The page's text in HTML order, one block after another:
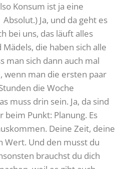
Konsum ist ja eine
Ja, und da geht es
bei uns, das läuft alles
Mädels, die haben sich alle
man sich dann auch mal
wenn man die ersten paar
die Woche
muss drin sein. Ja, da sind
Punkt: Planung. Es
Deine Zeit, deine
Wert. Und den musst du
brauchst du dich